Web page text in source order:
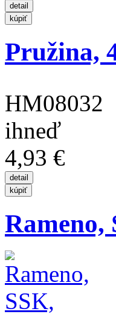
Pružina,
HM08032
ihneď
4,93 €
Rameno,